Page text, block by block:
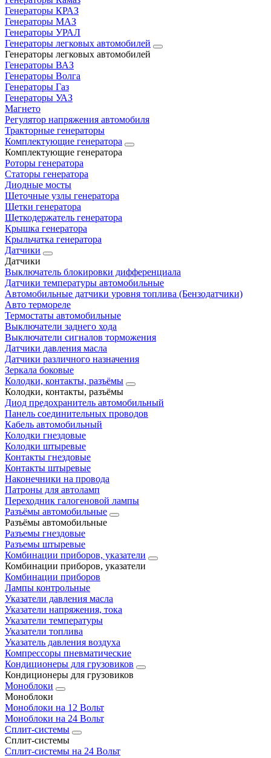
Генераторы КРАЗ
Генераторы МАЗ
Генераторы УРАЛ
Генераторы легковых автомобилей
Генераторы легковых автомобилей
Генераторы ВАЗ
Генераторы Волга
Генераторы Газ
Генераторы УАЗ
Магнето
Регулятор напряжения автомобиля
Тракторные генераторы
Комплектующие генератора
Комплектующие генератора
Роторы генератора
Статоры генератора
Диодные мосты
Щеточные узлы генератора
Щетки генератора
Щеткодержатель генератора
Крышка генератора
Крыльчатка генератора
Датчики
Датчики
Выключатель блокировки дифференциала
Датчики температуры автомобильные
Автомобильные датчики уровня топлива (Бензодатчики)
Авто термореле
Термостаты автомобильные
Выключатели заднего хода
Выключатели сигналов торможения
Датчики давления масла
Датчики различного назначения
Зеркала боковые
Колодки, контакты, разъёмы
Колодки, контакты, разъёмы
Диод предохранитель автомобильный
Панель соединительных проводов
Кабель автомобильный
Колодки гнездовые
Колодки штыревые
Контакты гнездовые
Контакты штыревые
Наконечники на провода
Патроны для автоламп
Переходник галогеновой лампы
Разъёмы автомобильные
Разъёмы автомобильные
Разъемы гнездовые
Разъемы штыревые
Комбинации приборов, указатели
Комбинации приборов, указатели
Комбинации приборов
Лампы контрольные
Указатели давления масла
Указатели напряжения, тока
Указатели температуры
Указатели топлива
Указатель давления воздуха
Компрессоры пневматические
Кондиционеры для грузовиков
Кондиционеры для грузовиков
Моноблоки
Моноблоки
Моноблоки на 12 Вольт
Моноблоки на 24 Вольт
Сплит-системы
Сплит-системы
Сплит‑системы на 24 Вольт